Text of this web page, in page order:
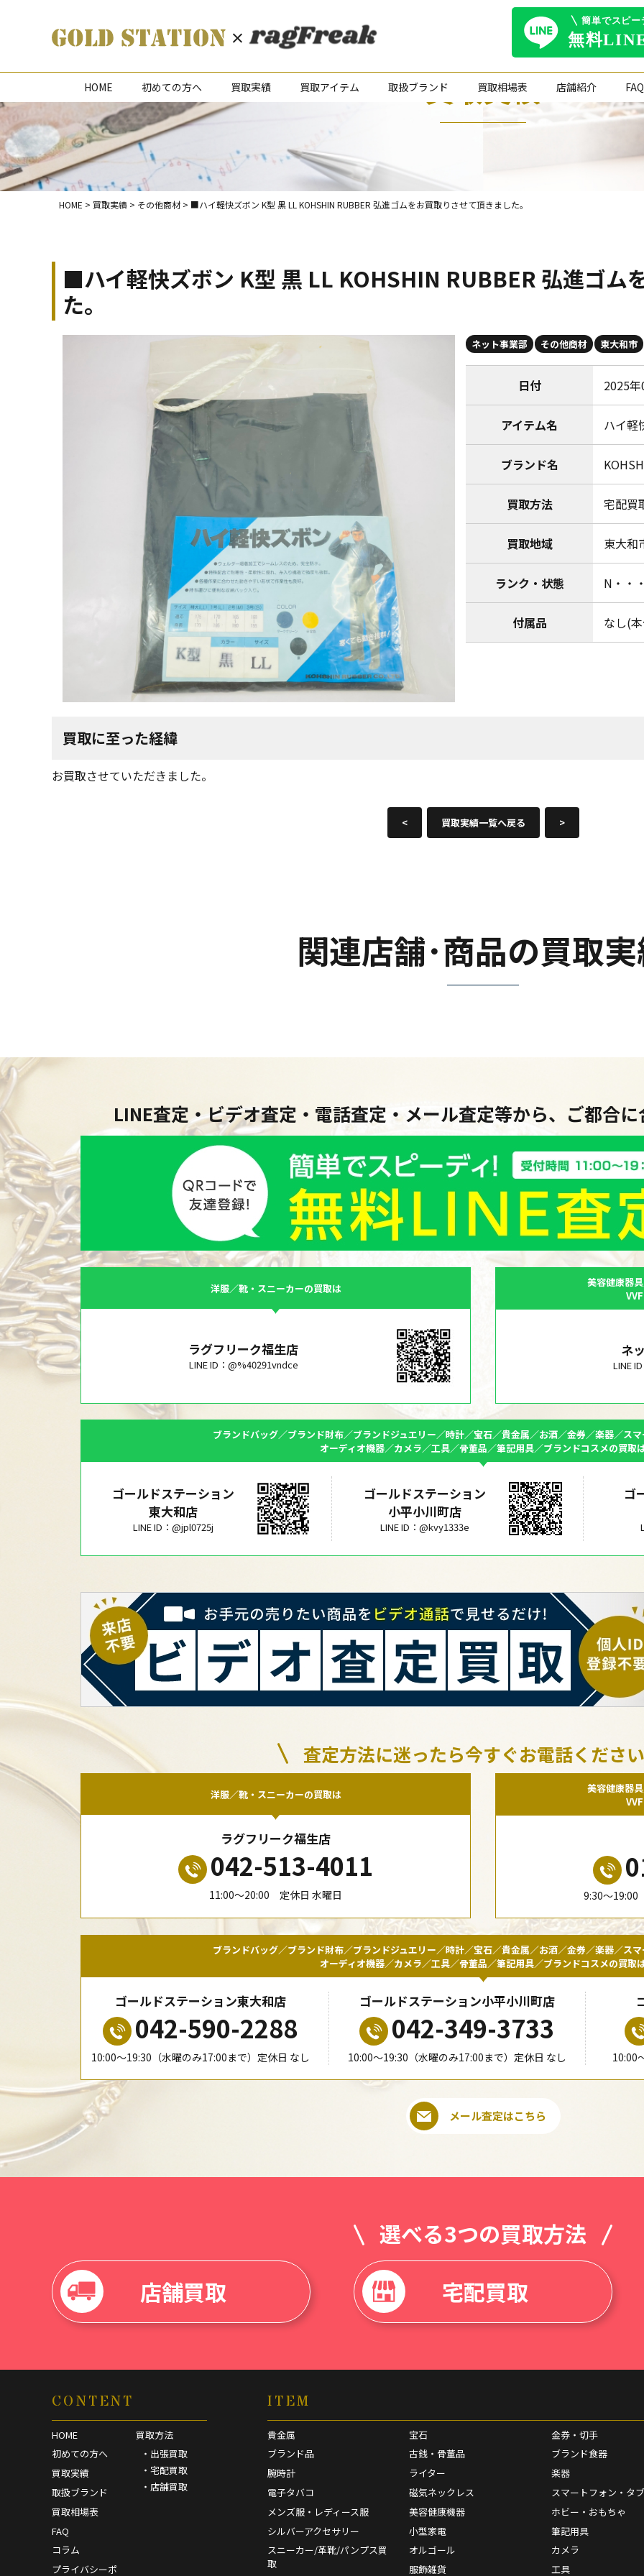
HOME 初めての方へ 買取実績 買取アイテム 取扱ブランド 買取相場表 店舗紹介 FAQ
買取実績
HOME > 買取実績 > その他商材> ■ハイ軽快ズボン K型 黒 LL KOHSHIN RUBBER 弘進ゴムをお買取りさせて頂きました。
■ハイ軽快ズボン K型 黒 LL KOHSHIN RUBBER 弘進ゴム
た。
ネット事業部 その他商材 東大和市
日付 2025
アイテム名 ハイ軽
ブランド名
買取方法 宅配買
買取地域 東大和
ランク・状態 N・・
付属品 なし(
買取に至った経緯
お買取させていただきました。
< 買取実績一覧へ戻る >
関連店舗･商品の買取
LINE査定・ビデオ査定・電話査定・メール査定等から、ご都合
洋服／靴・スニーカーの買取は
ラグフリーク福生店
LINE ID：@%40291vndce
美容健康器
ネ
LINE
ブランドバッグ／ブランド財布／ブランドジュエリー／時計／宝石／貴金属／お酒／金券／楽器／ス
オーディオ機器／カメラ／工具／骨董品／筆記用具／ブランドコスメの買取
ゴールドステーション
東大和店
LINE ID：@jpl0725j
ゴールドステーション
小平小川町店
LINE ID：@kvy1333e
ゴ
査定方法に迷ったら今すぐお電話くださ
洋服／靴・スニーカーの買取は
ラグフリーク福生店
042-513-4011
11:00〜20:00 定休日 水曜日
美容健康器
9:30〜19:00
ブランドバッグ／ブランド財布／ブランドジュエリー／時計／宝石／貴金属／お酒／金券／楽器／ス
オーディオ機器／カメラ／工具／骨董品／筆記用具／ブランドコスメの買取
ゴールドステーション東大和店
042-590-2288
10:00〜19:30（水曜のみ17:00まで）定休日 なし
ゴールドステーション小平小川町店
042-349-3733
10:00〜19:30（水曜のみ17:00まで）定休日 なし 10:00
メール査定はこちら
選べる3つの買取方法
店舗買取
宅配買取
CONTENT
HOME
初めての方へ
買取実績
取扱ブランド
買取相場表
FAQ
コラム
プライバシーポ
買取方法
・出張買取
・宅配買取
・店舗買取
ITEM
貴金属
ブランド品
腕時計
電子タバコ
メンズ服・レディース服
シルバーアクセサリー
スニーカー/革靴/パンプス買
取
宝石
古銭・骨董品
ライター
磁気ネックレス
美容健康機器
小型家電
オルゴール
服飾雑貨
金券・切手
ブランド食器
楽器
スマートフォン・タ
ホビー・おもちゃ
筆記用具
カメラ
工具